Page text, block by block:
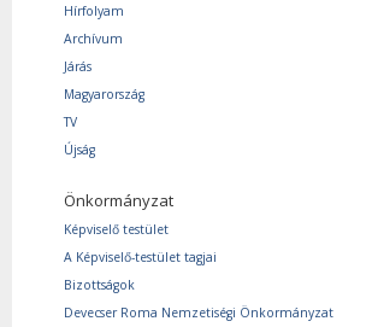
Hírfolyam
Archívum
Járás
Magyarország
TV
Újság
Önkormányzat
Képviselő testület
A Képviselő-testület tagjai
Bizottságok
Devecser Roma Nemzetiségi Önkormányzat